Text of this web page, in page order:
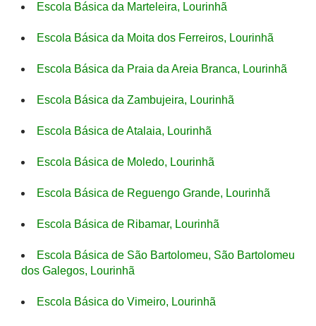
Escola Básica da Marteleira, Lourinhã
Escola Básica da Moita dos Ferreiros, Lourinhã
Escola Básica da Praia da Areia Branca, Lourinhã
Escola Básica da Zambujeira, Lourinhã
Escola Básica de Atalaia, Lourinhã
Escola Básica de Moledo, Lourinhã
Escola Básica de Reguengo Grande, Lourinhã
Escola Básica de Ribamar, Lourinhã
Escola Básica de São Bartolomeu, São Bartolomeu
dos Galegos, Lourinhã
Escola Básica do Vimeiro, Lourinhã